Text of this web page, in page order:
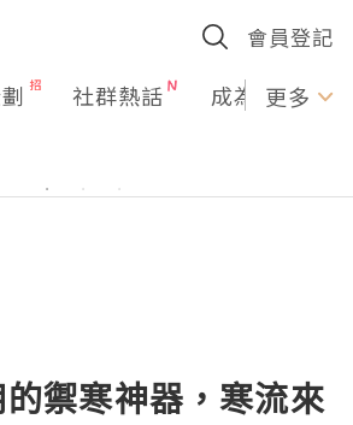
會員登記
社群熱話 成為U更多
禦寒神器，寒流來